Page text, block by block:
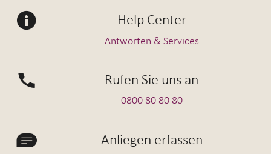
Help Center
Antworten & Services
Rufen Sie uns an
0800 80 80 80
Anliegen erfassen